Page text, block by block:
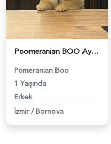
Poomeranian BOO Ayı surat dişi aramaktayız - 118984094
Pomeranian Boo
1 Yaşında
Erkek
İzmir / Bornova